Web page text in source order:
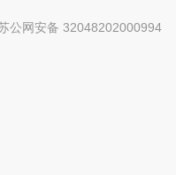
公网安备 32048202000994